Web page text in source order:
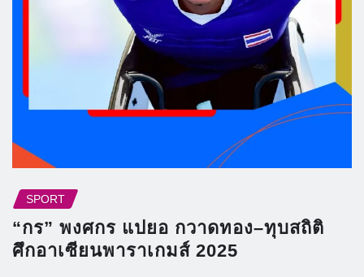
SPORT
“กร” พงศกร แปยอ กวาดทอง–ทุบสถิติ
ศึกอาเซียนพาราเกมส์ 2025